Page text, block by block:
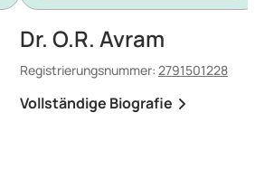
Dr. O.R. Avram
Registrierungsnummer: 2791501228
Vollständige Biografie